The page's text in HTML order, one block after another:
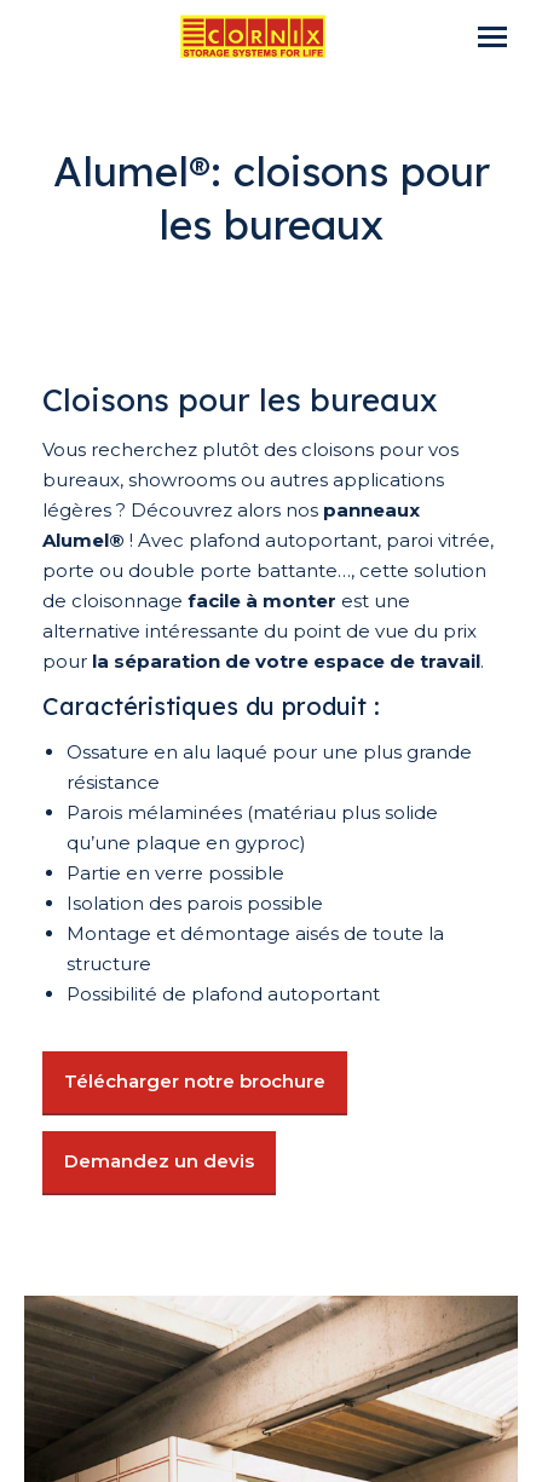
Alumel®: cloisons pour
les bureaux
Cloisons pour les bureaux
Vous recherchez plutôt des cloisons pour vos
bureaux, showrooms ou autres applications
légères ? Découvrez alors nos panneaux
Alumel® ! Avec plafond autoportant, paroi vitrée,
porte ou double porte battante…, cette solution
de cloisonnage facile à monter est une
alternative intéressante du point de vue du prix
pour la séparation de votre espace de travail.
Caractéristiques du produit :
Ossature en alu laqué pour une plus grande
résistance
Parois mélaminées (matériau plus solide
qu’une plaque en gyproc)
Partie en verre possible
Isolation des parois possible
Montage et démontage aisés de toute la
structure
Possibilité de plafond autoportant
Télécharger notre brochure
Demandez un devis